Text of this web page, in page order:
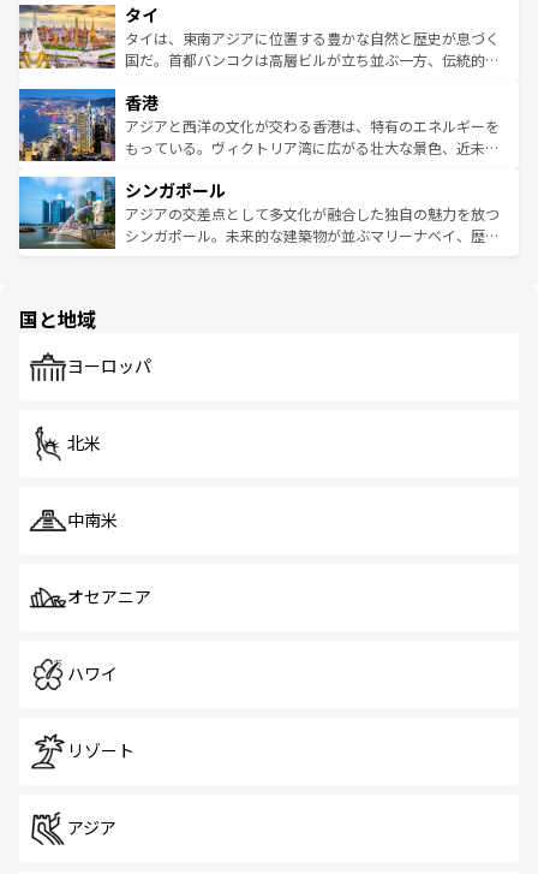
リティに包まれながら、韓国の多彩な魅力を心ゆくまで味
わってみてほしい。 なお、新着の韓国情報はコンテンツ一
覧を参照してほしい。
急速な発展と共に伝統が息づく。ハノイの古い町並みやホ
ーチミン市のフランス統治時代の建物も、独特の雰囲気を
醸し出している。また、バラエティの豊かさとおいしさで
とつ。フォーやバインミー、ベトナムコーヒーなどは、ぜ
ひ現地で味わいたい。どの地域を訪れてもあたたかい人々
が旅行者を迎えてくれるので、きっと忘れられない旅にな
参照してほしい。
タイ
タイは、東南アジアに位置する豊かな自然と歴史が息づく
国だ。首都バンコクは高層ビルが立ち並ぶ一方、伝統的な
の活気が交差している。北部ではチェンマイなどの山岳地
帯で自然と触れ合い、南部ではプーケットやクラビの美し
いビーチでリゾート気分を楽しむことができる。タイ料理
激する。気候は一年中温暖で、どの季節にも異なる楽しみ
が待っている。親しみやすいタイの人々、仏教を中心とし
た文化、そして多様な観光資源が、訪れる旅人を魅了し続
香港
アジアと西洋の文化が交わる香港は、特有のエネルギーを
もっている。ヴィクトリア湾に広がる壮大な景色、近未来
み、どこを訪れても感動するはず。観光スポットが密集し
ており、効率よく見どころを回れるのも魅力。息をのむよ
うな絶景から文化的な体験まで、香港を存分に楽しみ尽く
シンガポール
アジアの交差点として多文化が融合した独自の魅力を放つ
シンガポール。未来的な建築物が並ぶマリーナベイ、歴史
で、ホーカーズは地元の風情を楽しめる外せないスポット
国と地域
ヨーロッパ
北米
中南米
オセアニア
ハワイ
リゾート
アジア